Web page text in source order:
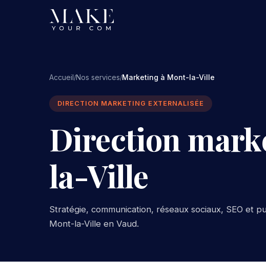
Accueil/Nos services/Marketing à Mont-la-Ville
DIRECTION MARKETING EXTERNALISÉE
Direction
la-Ville
Stratégie, communication, réseaux sociaux, SEO et
Mont-la-Ville en Vaud.